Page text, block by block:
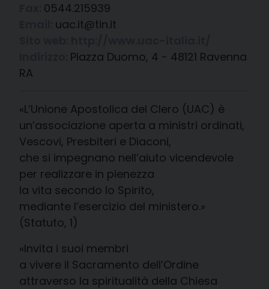
0544.215939
uac.it@tin.it
Piazza Duomo, 4 - 48121 Ravenna
RA
«L’Unione Apostolica del Clero (UAC) è
un’associazione aperta a ministri ordinati,
Vescovi, Presbiteri e Diaconi,
che si impegnano nell’aiuto vicendevole
per realizzare in pienezza
la vita secondo lo Spirito,
mediante l’esercizio del ministero.»
(Statuto, 1)
«Invita i suoi membri
a vivere il Sacramento dell’Ordine
attraverso la spiritualità della Chiesa